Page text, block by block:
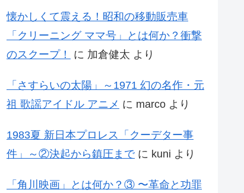
懐かしくて震える！昭和の移動販売車
「クリーニング ママ号」とは何か？衝撃
のスクープ！
に 加倉健太 より
「さすらいの太陽」～1971 幻の名作・元
祖 歌謡アイドル アニメ に marco より
1983夏 新日本プロレス「クーデター事
件」～②決起から鎮圧までに kuni より
「角川映画」とは何か？③ 〜革命と功罪